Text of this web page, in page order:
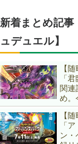
ー
の呼
新着まとめ記事
ュデュエル】
【
「
関連
め。
ンズ
リ
マ
シィ
【
「
ン・